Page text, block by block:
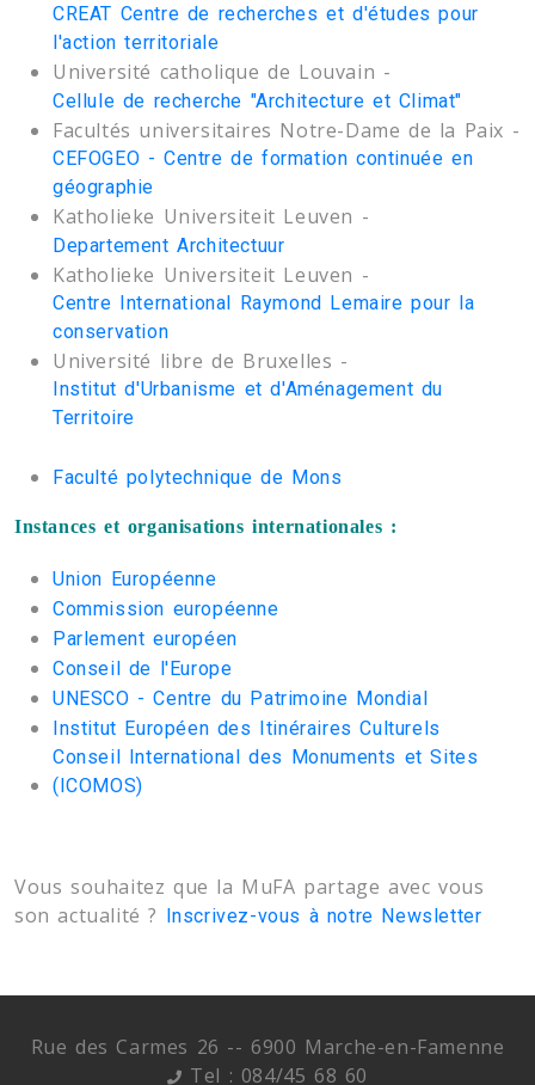
CREAT Centre de recherches et d'études pour
l'action territoriale
Université catholique de Louvain -
Cellule de recherche "Architecture et Climat"
Facultés universitaires Notre-Dame de la Paix -
CEFOGEO - Centre de formation continuée en
géographie
Katholieke Universiteit Leuven -
Departement Architectuur
Katholieke Universiteit Leuven -
Centre International Raymond Lemaire pour la
conservation
Université libre de Bruxelles -
Institut d'Urbanisme et d'Aménagement du
Territoire
Faculté polytechnique de Mons
Instances et organisations internationales :
Union Européenne
Commission européenne
Parlement européen
Conseil de l'Europe
UNESCO - Centre du Patrimoine Mondial
Institut Européen des Itinéraires Culturels
Conseil International des Monuments et Sites
(ICOMOS)
Vous souhaitez que la MuFA partage avec vous
son actualité ? Inscrivez-vous à notre Newsletter
Rue des Carmes 26 -- 6900 Marche-en-Famenne
Tel : 084/45 68 60